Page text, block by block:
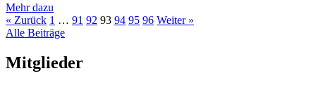
Mehr dazu
« Zurück 1 … 91 92 93 94 95 96 Weiter »
Alle Beiträge
Mitglieder